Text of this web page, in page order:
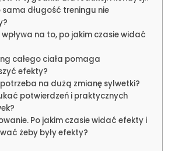
długość treningu nie
na to, po jakim czasie widać
całego ciała pomaga
efekty?
na dużą zmianę sylwetki?
potwierdzeń i praktycznych
Po jakim czasie widać efekty i
żeby były efekty?